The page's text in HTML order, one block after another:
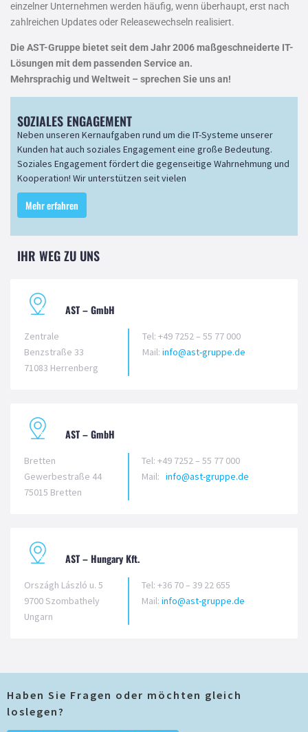
einzelner Unternehmen werden häufig, wenn überhaupt, erst nach
zahlreichen Updates oder Releasewechseln realisiert.
Die AST-Gruppe bietet seit dem Jahr 2006 maßgeschneiderte IT-
Lösungen mit dem passenden Service an.
Mehrsprachig und Weltweit – sprechen Sie uns an!
SOZIALES ENGAGEMENT
Neben unseren Kernaufgaben rund um die IT-Systeme unserer
Kunden hat auch soziales Engagement eine große Bedeutung.
Soziales Engagement fördert die gegenseitige Wahrnehmung und
Kooperation! Wir unterstützen seit vielen
Mehr erfahren
IHR WEG ZU UNS
AST – GmbH
Zentrale
Benzstraße 33
71083 Herrenberg
Tel: +49 7252 – 55 77 000
Mail:info@ast-gruppe.de
AST – GmbH
Bretten
Gewerbestraße 44
75015 Bretten
Tel: +49 7252 – 55 77 000
Mail:info@ast-gruppe.de
AST – Hungary Kft.
Országh László u. 5
9700 Szombathely
Ungarn
Tel: +36 70 – 39 22 655
Mail:info@ast-gruppe.de
Haben Sie Fragen oder möchten gleich
loslegen?